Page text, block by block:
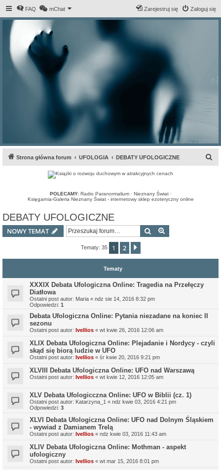
FAQ mChat Zaloguj się
Zarejestruj się
Strona główna forum UFOLOGIA DEBATY UFOLOGICZNE
POLECAMY: Radio Paranormalium· Nieznany Świat·
Księgarnia-Galeria Nieznany Świat - internetowy sklep ezoteryczny online
DEBATY UFOLOGICZNE
NOWY TEMAT Szukaj
Tematy: 35 1 2
Tematy
XXXIX Debata Ufologiczna Online: Tragedia na Przełęczy
Diatłowa
Ostatni post autor: Maria « ndz sie 14, 2016 8:32 pm
Odpowiedzi: 1
Debata Ufologiczna Online: Pytania niezadane na koniec II
sezonu
Ostatni post autor: Ivellios « wt kwie 26, 2016 12:06 am
XLIX Debata Ufologiczna Online: Plejadanie i Nordycy - czyli
skąd się biorą ludzie w UFO
Ostatni post autor: Ivellios « śr kwie 20, 2016 9:21 pm
XLVIII Debata Ufologiczna Online: UFO nad Warszawą
Ostatni post autor: Ivellios « wt kwie 12, 2016 12:05 am
XLV Debata Ufologicczna Online: UFO w Biblii (cz. 1)
Ostatni post autor: Katarzyna_1 « ndz kwie 03, 2016 4:21 pm
Odpowiedzi: 3
XLVI Debata Ufologiczna Online: UFO nad Dolnym Śląskiem
- wywiad z Damianem Trelą
Ostatni post autor: Ivellios « ndz kwie 03, 2016 11:43 am
XLIV Debata Ufologiczna Online: Mothman - aspekt
ufologiczny
Ostatni post autor: Ivellios « wt mar 15, 2016 8:01 pm